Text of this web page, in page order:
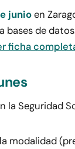
junioen
bases de
ficha
la Seguridad
modalidad